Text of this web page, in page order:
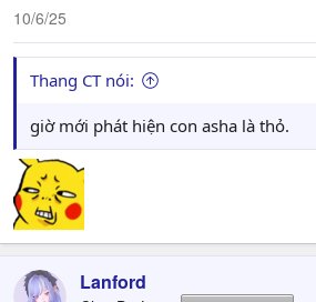
10/6/25
Thang CT nói:
giờ mới phát hiện con asha là thỏ.
Lanford